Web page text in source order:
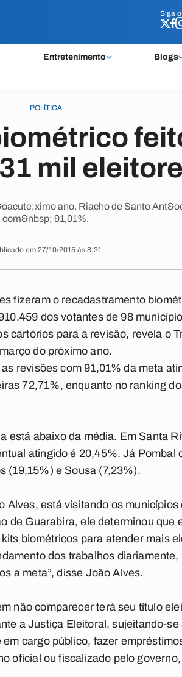
Siga o
Entretenimento Blogs
Siga o
POLÍTICA
mil
ano. Riacho de Santo
com&nbsp; 91,01%.
em 27/10/2015 às 8:31
fizeram o recadastramento
dos votantes de 98
cartórios para a revisão, revela o
do próximo ano.
revisões com 91,01% da meta
72,71%, enquanto no ranking
está abaixo da média. Em Santa
atingido é 20,45%. Já Pombal
(19,15%) e Sousa (7,23%).
está visitando os municípios
de Guarabira, ele determinou que
biométricos para atender mais
dos trabalhos
a meta”, disse João Alves.
não comparecer terá seu título
a Justiça Eleitoral, sujeitando-
cargo público, fazer
oficial ou fiscalizado pelo